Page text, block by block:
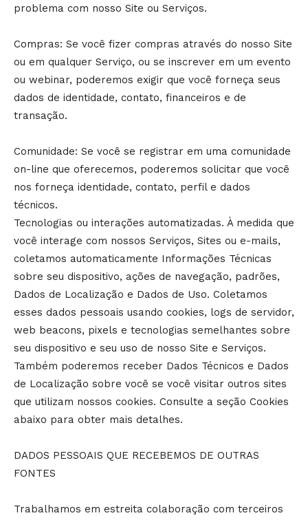
problema com nosso Site ou Serviços.
Compras: Se você fizer compras através do nosso Site
ou em qualquer Serviço, ou se inscrever em um evento
ou webinar, poderemos exigir que você forneça seus
dados de identidade, contato, financeiros e de
transação.
Comunidade: Se você se registrar em uma comunidade
on-line que oferecemos, poderemos solicitar que você
nos forneça identidade, contato, perfil e dados
técnicos.
Tecnologias ou interações automatizadas. À medida que
você interage com nossos Serviços, Sites ou e-mails,
coletamos automaticamente Informações Técnicas
sobre seu dispositivo, ações de navegação, padrões,
Dados de Localização e Dados de Uso. Coletamos
esses dados pessoais usando cookies, logs de servidor,
web beacons, pixels e tecnologias semelhantes sobre
seu dispositivo e seu uso de nosso Site e Serviços.
Também poderemos receber Dados Técnicos e Dados
de Localização sobre você se você visitar outros sites
que utilizam nossos cookies. Consulte a seção Cookies
abaixo para obter mais detalhes.
DADOS PESSOAIS QUE RECEBEMOS DE OUTRAS
FONTES
Trabalhamos em estreita colaboração com terceiros